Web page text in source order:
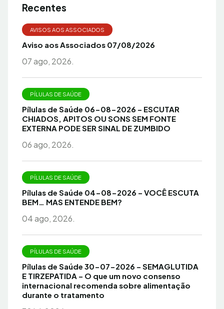
Recentes
AVISOS AOS ASSOCIADOS
Aviso aos Associados 07/08/2026
07 ago, 2026.
PÍLULAS DE SAÚDE
Pílulas de Saúde 06-08-2026 – ESCUTAR
CHIADOS, APITOS OU SONS SEM FONTE
EXTERNA PODE SER SINAL DE ZUMBIDO
06 ago, 2026.
PÍLULAS DE SAÚDE
Pílulas de Saúde 04-08-2026 – VOCÊ ESCUTA
BEM… MAS ENTENDE BEM?
04 ago, 2026.
PÍLULAS DE SAÚDE
Pílulas de Saúde 30-07-2026 – SEMAGLUTIDA
E TIRZEPATIDA – O que um novo consenso
internacional recomenda sobre alimentação
durante o tratamento